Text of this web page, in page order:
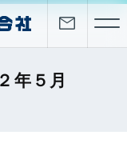
５月